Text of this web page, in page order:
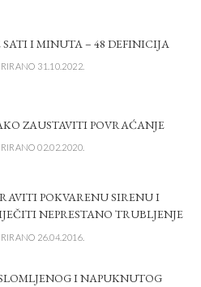
SATI I MINUTA – 48 DEFINICIJA
31.10.2022.
ZAUSTAVITI POVRAĆANJE
02.02.2020.
POKVARENU SIRENU I
NEPRESTANO TRUBLJENJE
26.04.2016.
I NAPUKNUTOG